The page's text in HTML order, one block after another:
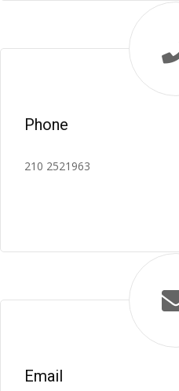
Phone
210 2521963
Email